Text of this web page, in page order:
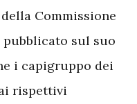
Commissione
sul suo
i capigruppo dei
rispettivi